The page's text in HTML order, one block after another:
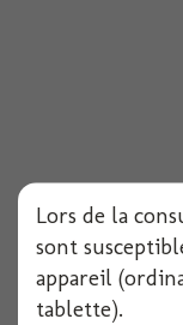
Lors de la
sont
appareil
tablette).